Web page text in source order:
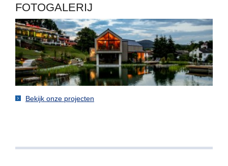
FOTOGALERIJ
Bekijk onze projecten